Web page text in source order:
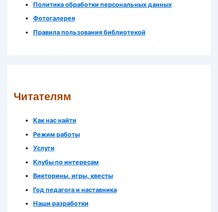
Политика обработки персональных данных
Фотогалерея
Правила пользования библиотекой
Читателям
Как нас найти
Режим работы
Услуги
Клубы по интересам
Викторины, игры, квесты
Год педагога и наставника
Наши разработки